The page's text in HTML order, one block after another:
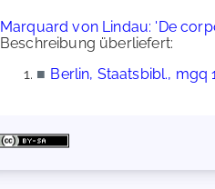
Marquard von Lindau: 'De
Beschreibung überliefert:
■ Berlin, Staatsbibl., mgq